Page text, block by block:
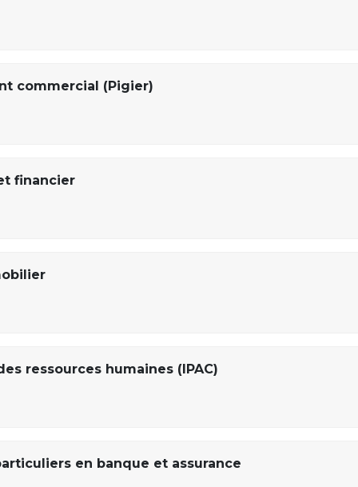
commercial (Pigier)
financier
ressources humaines (IPAC)
en banque et assurance